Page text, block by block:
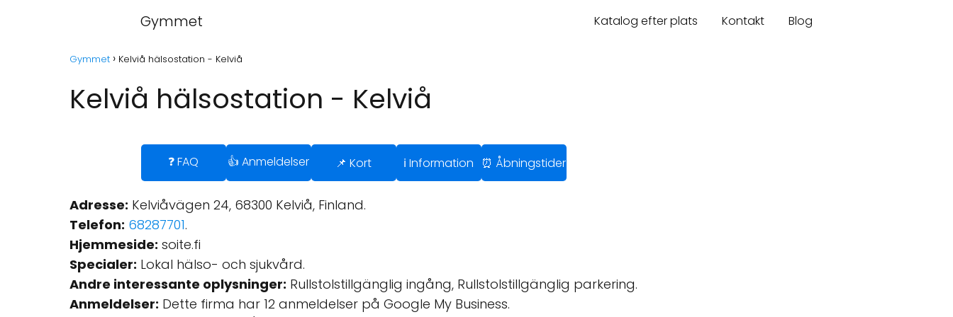
Gymmet Katalog efter plats Kontakt Blog
Gymmet Kelviå hälsostation - Kelviå
Kelviå hälsostation - Kelviå
❓ FAQ 👍 Anmeldelser 📌 Kort ℹ️ Information ⏰ Åbningstider
Adresse: Kelviåvägen 24, 68300 Kelviå, Finland.
Telefon: 68287701.
Hjemmeside: soite.fi
Specialer: Lokal hälso- och sjukvård.
Andre interessante oplysninger: Rullstolstillgänglig ingång, Rullstolstillgänglig parkering.
Anmeldelser: Dette firma har 12 anmeldelser på Google My Business.